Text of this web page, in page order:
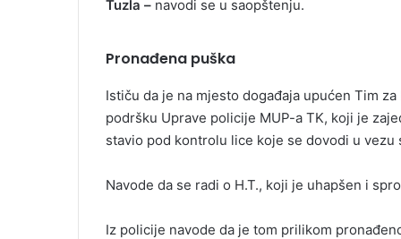
Tuzla – navodi se u saopštenju.
Pronađena puška
Ističu da je na mjesto događaja upućen Tim
podršku Uprave policije MUP-a TK, koji je
stavio pod kontrolu lice koje se dovodi u
Navode da se radi o H.T., koji je uhapšen i
Iz policije navode da je tom prilikom